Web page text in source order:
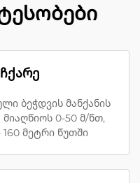
ბეჭდვის მანქანის
0-50 მ/წთ,
160 მეტრი წუთში